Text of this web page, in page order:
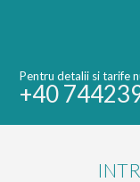
Pentru detalii si tarife
+40